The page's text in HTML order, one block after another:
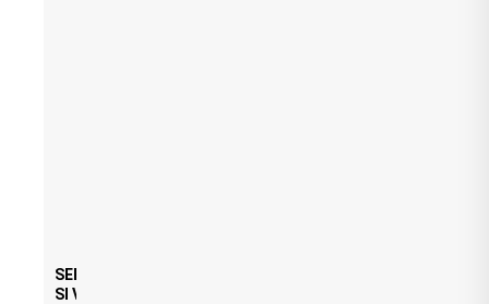
SERATO DJ PRO 4.0.6 : CE QUE ÇA CHANGE, MÊME
SI VOUS N’ÊTES NI DJ NI PRODUCTEUR·ICE